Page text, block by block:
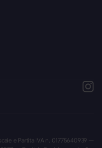
e Partita IVA n. 01775640939 —